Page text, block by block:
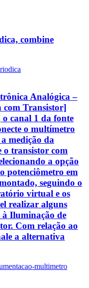
combine
Analógica –
com Transistor]
canal 1 da fonte
o multímetro
medição da
o transistor com
a opção
potenciômetro em
seguindo o
virtual e os
realizar alguns
à Iluminação de
Com relação ao
a alternativa
multimetro